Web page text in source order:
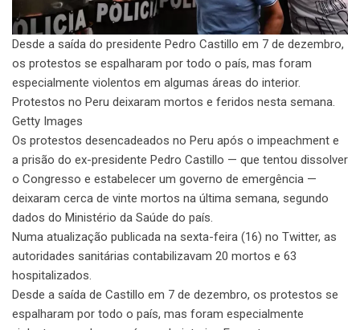
Desde a saída do presidente Pedro Castillo em 7 de dezembro,
os protestos se espalharam por todo o país, mas foram
especialmente violentos em algumas áreas do interior.
Protestos no Peru deixaram mortos e feridos nesta semana.
Getty Images
Os protestos desencadeados no Peru após o impeachment e
a prisão do ex-presidente Pedro Castillo — que tentou dissolver
o Congresso e estabelecer um governo de emergência —
deixaram cerca de vinte mortos na última semana, segundo
dados do Ministério da Saúde do país.
Numa atualização publicada na sexta-feira (16) no Twitter, as
autoridades sanitárias contabilizavam 20 mortos e 63
hospitalizados.
Desde a saída de Castillo em 7 de dezembro, os protestos se
espalharam por todo o país, mas foram especialmente